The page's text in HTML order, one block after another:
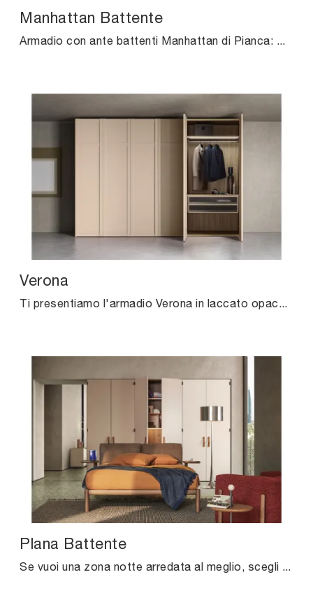
Manhattan Battente
Armadio con ante battenti Manhattan di Pianca: compila il form per informazioni e preventivi e arreda la camera da letto come l'hai sempre sognata.
Verona
Ti presentiamo l'armadio Verona in laccato opaco di Pianca! Una ricca gamma di armadi a muro con ante battenti.
Plana Battente
Se vuoi una zona notte arredata al meglio, scegli l'armadio Plana Battente con ante battenti di Pianca!